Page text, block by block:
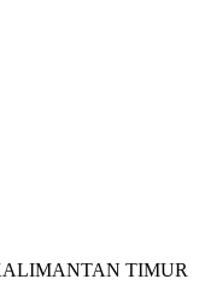
TIMUR